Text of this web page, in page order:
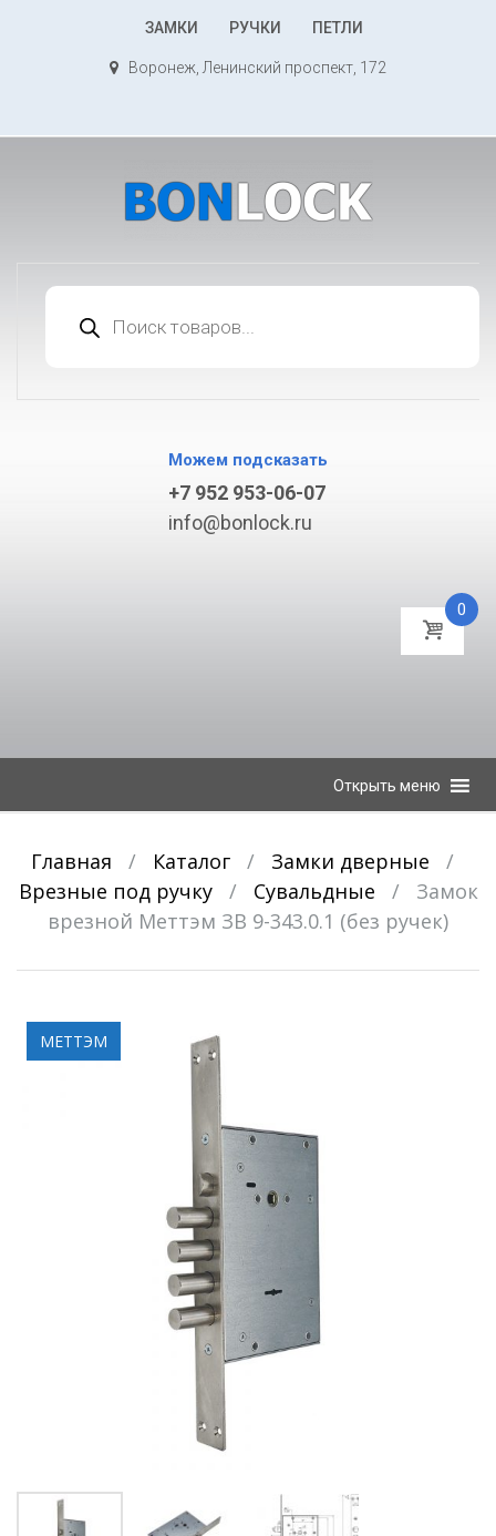
К
ЗАМКИ РУЧКИ ПЕТЛИ
Воронеж, Ленинский проспект, 172
товаров
Можем подсказать
+7 952 953-06-07
info@bonlock.ru
0
Открыть меню
Главная / Каталог / Замки дверные
/
Врезные под ручку
/ Сувальдные /
Замок
врезной Меттэм ЗВ 9-343.0.1 (без ручек)
МЕТТЭМ